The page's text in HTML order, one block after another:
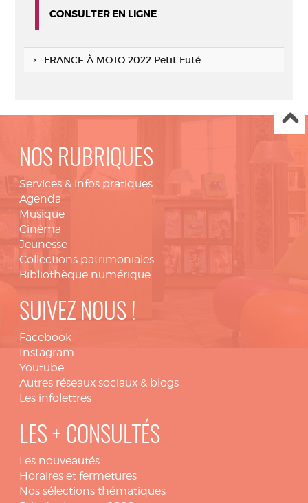
CONSULTER EN LIGNE
FRANCE À MOTO 2022 Petit Futé
NOS RUBRIQUES
Services & infos pratiques
Agenda
Musique
Cinéma
Jeunesse
Collections patrimoniales
Bibliothèque numérique
SUIVEZ NOUS !
Facebook
Instagram
Youtube
Autres réseaux sociaux & blogs
Les infolettres
LES + CONSULTÉS
Les nouveautés
Horaires et fermetures
Nos sélections thématiques